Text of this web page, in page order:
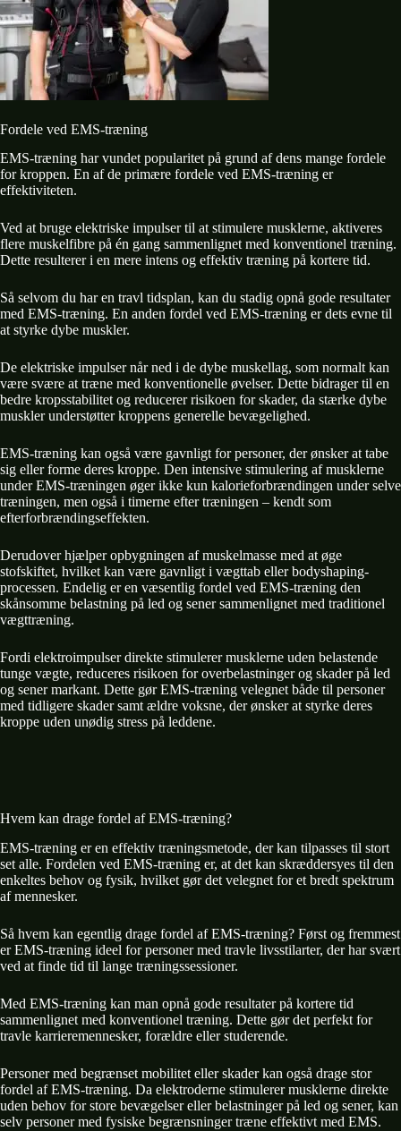
Fordele ved EMS-træning
EMS-træning har vundet popularitet på grund af dens mange fordele
for kroppen. En af de primære fordele ved EMS-træning er
effektiviteten.
Ved at bruge elektriske impulser til at stimulere musklerne, aktiveres
flere muskelfibre på én gang sammenlignet med konventionel træning.
Dette resulterer i en mere intens og effektiv træning på kortere tid.
Så selvom du har en travl tidsplan, kan du stadig opnå gode resultater
med EMS-træning. En anden fordel ved EMS-træning er dets evne til
at styrke dybe muskler.
De elektriske impulser når ned i de dybe muskellag, som normalt kan
være svære at træne med konventionelle øvelser. Dette bidrager til en
bedre kropsstabilitet og reducerer risikoen for skader, da stærke dybe
muskler understøtter kroppens generelle bevægelighed.
EMS-træning kan også være gavnligt for personer, der ønsker at tabe
sig eller forme deres kroppe. Den intensive stimulering af musklerne
under EMS-træningen øger ikke kun kalorieforbrændingen under selve
træningen, men også i timerne efter træningen – kendt som
efterforbrændingseffekten.
Derudover hjælper opbygningen af muskelmasse med at øge
stofskiftet, hvilket kan være gavnligt i vægttab eller bodyshaping-
processen. Endelig er en væsentlig fordel ved EMS-træning den
skånsomme belastning på led og sener sammenlignet med traditionel
vægttræning.
Fordi elektroimpulser direkte stimulerer musklerne uden belastende
tunge vægte, reduceres risikoen for overbelastninger og skader på led
og sener markant. Dette gør EMS-træning velegnet både til personer
med tidligere skader samt ældre voksne, der ønsker at styrke deres
kroppe uden unødig stress på leddene.
Hvem kan drage fordel af EMS-træning?
EMS-træning er en effektiv træningsmetode, der kan tilpasses til stort
set alle. Fordelen ved EMS-træning er, at det kan skræddersyes til den
enkeltes behov og fysik, hvilket gør det velegnet for et bredt spektrum
af mennesker.
Så hvem kan egentlig drage fordel af EMS-træning? Først og fremmest
er EMS-træning ideel for personer med travle livsstilarter, der har svært
ved at finde tid til lange træningssessioner.
Med EMS-træning kan man opnå gode resultater på kortere tid
sammenlignet med konventionel træning. Dette gør det perfekt for
travle karrieremennesker, forældre eller studerende.
Personer med begrænset mobilitet eller skader kan også drage stor
fordel af EMS-træning. Da elektroderne stimulerer musklerne direkte
uden behov for store bevægelser eller belastninger på led og sener, kan
selv personer med fysiske begrænsninger træne effektivt med EMS.